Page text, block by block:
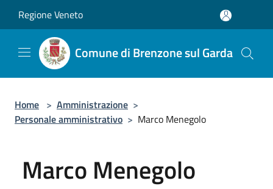
Regione Veneto
Comune di Brenzone sul Garda
Home > Amministrazione >
Personale amministrativo > Marco Menegolo
Marco Menegolo